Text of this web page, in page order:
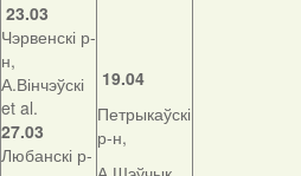
23.03
Чэрвенскі р-
н,
А.Вінчэўскі
et al.
27.03
Любанскі р-
19.04
Петрыкаўскі
р-н,